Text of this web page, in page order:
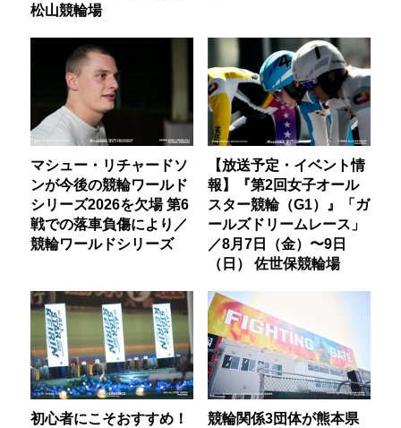
松山競輪場
マシュー・リチャードソ
ンが今後の競輪ワールド
シリーズ2026を欠場 第6
戦での落車負傷により／
競輪ワールドシリーズ
【放送予定・イベント情
報】『第2回女子オール
スター競輪（G1）』「ガ
ールズドリームレース」
／8月7日（金）〜9日
（日） 佐世保競輪場
初心者にこそおすすめ！
競輪関係3団体が熊本県